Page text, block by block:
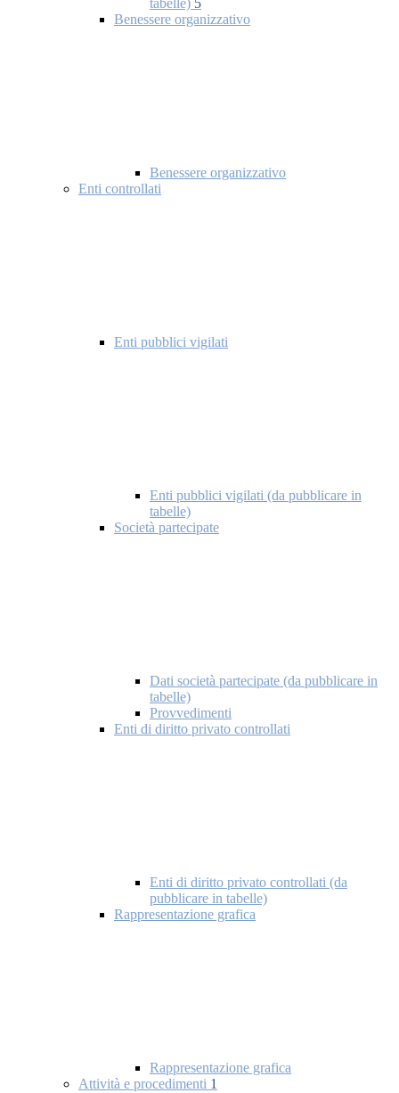
tabelle) 5
Benessere organizzativo
Benessere organizzativo
Enti controllati
Enti pubblici vigilati
Enti pubblici vigilati (da pubblicare in
tabelle)
Società partecipate
Dati società partecipate (da pubblicare in
tabelle)
Provvedimenti
Enti di diritto privato controllati
Enti di diritto privato controllati (da
pubblicare in tabelle)
Rappresentazione grafica
Rappresentazione grafica
Attività e procedimenti 1